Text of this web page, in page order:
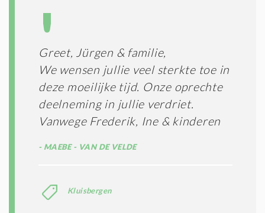
Greet, Jürgen & familie,
We wensen jullie veel sterkte toe in
deze moeilijke tijd. Onze oprechte
deelneming in jullie verdriet.
Vanwege Frederik, Ine & kinderen
MAEBE - VAN DE VELDE
Kluisbergen